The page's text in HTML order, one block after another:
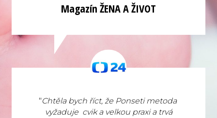
Magazín ŽENA A ŽIVOT
"Chtěla bych říct, že Ponseti metoda
vyžaduje cvik a velkou praxi a trvá